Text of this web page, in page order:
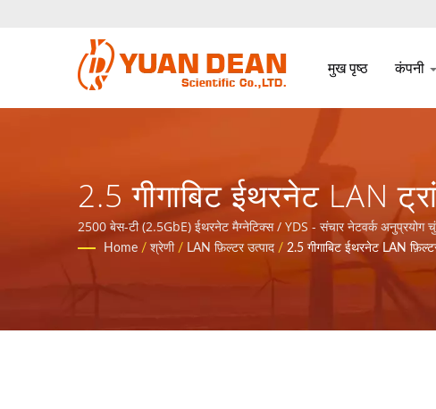
मुख पृष्ठ कंपनी
2.5 गीगाबिट ईथरनेट LAN
और शक्ति उत्पादों के लिए कुल
2500 बेस-टी (2.5GbE) ईथरनेट मैग्नेटिक्स / YDS - संचार नेटवर्क अनुप्रयोग
Home / श्रेणी / LAN फ़िल्टर उत्पाद / 2.5 गीगाबिट ईथरनेट LAN